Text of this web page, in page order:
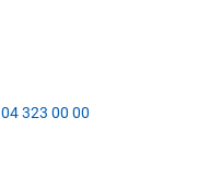
04 323 00 00